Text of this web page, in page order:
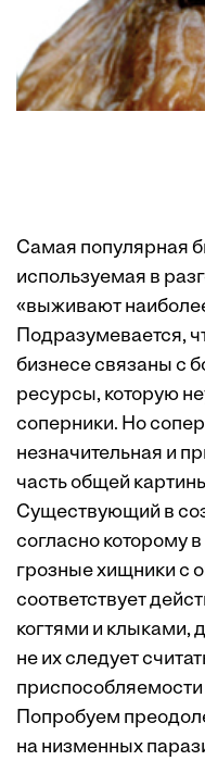
Самая популярная
используемая в
«выживают
Подразумевается,
бизнесе связаны с
ресурсы, которую
соперники. Но
незначительная и
часть общей
Существующий в
согласно которому
грозные хищники с
соответствует
когтями и клыками,
не их следует
приспособляемости
Попробуем
на низменных